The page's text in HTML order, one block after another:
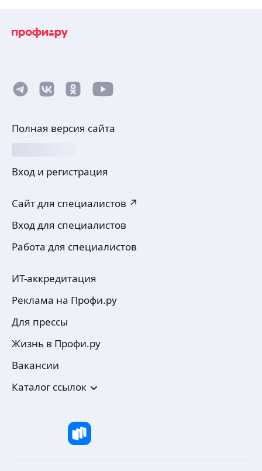
Полная версия сайта
Вход и регистрация
Сайт для специалистов ↗
Вход для специалистов
Работа для специалистов
ИТ-аккредитация
Реклама на Профи.ру
Для прессы
Жизнь в Профи.ру
Вакансии
Каталог ссылок